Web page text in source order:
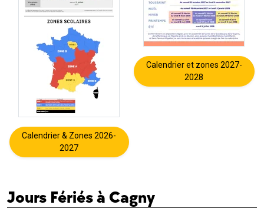
Calendrier & Zones 2026-
2027
Calendrier et zones 2027-
2028
Jours Fériés à Cagny